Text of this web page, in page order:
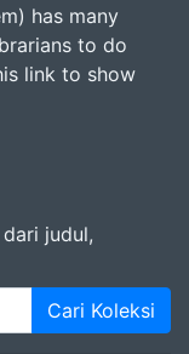
has many
to do
link to show
judul,
Cari Koleksi